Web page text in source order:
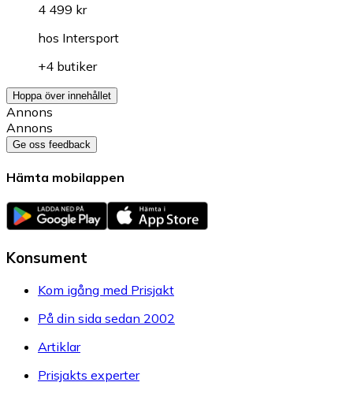
4 499 kr
hos Intersport
+4 butiker
Hoppa över innehållet
Annons
Annons
Ge oss feedback
Hämta mobilappen
Konsument
Kom igång med Prisjakt
På din sida sedan 2002
Artiklar
Prisjakts experter